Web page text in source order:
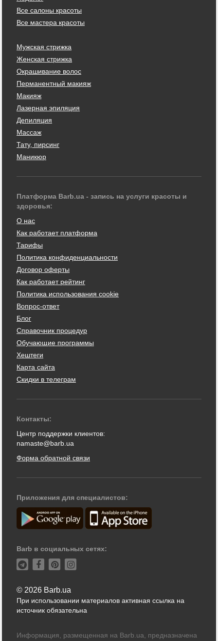
Все салоны красоты
Все мастера красоты
Мужская стрижка
Женская стрижка
Окрашивание волос
Перманентный макияж
Макияж
Лазерная эпиляция
Депиляция
Массаж
Тату, пирсинг
Маникюр
Платформа Barb.ua - запись на услуги красоты и
здоровья:
О нас
Как работает платформа
Тарифы
Политика конфиденциальности
Договор оферты
Как работает рейтинг
Политика использования cookie
Вопрос-ответ
Блог
Справочник процедур
Обучающие программы
Хештеги
Карта сайта
Скидки в телеграм
Контакты:
Центр поддержки клиентов:
namaste@barb.ua
Форма обратной связи
Приложения для специалистов:
Barb в социальных сетях:
© 2026 Barb.ua
При использовании материалов активная ссылка на
источник обязательна
Информация, размещенная на Barb.ua, предназначена